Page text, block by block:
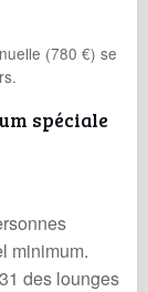
(780 €) se
spéciale
minimum.
des lounges